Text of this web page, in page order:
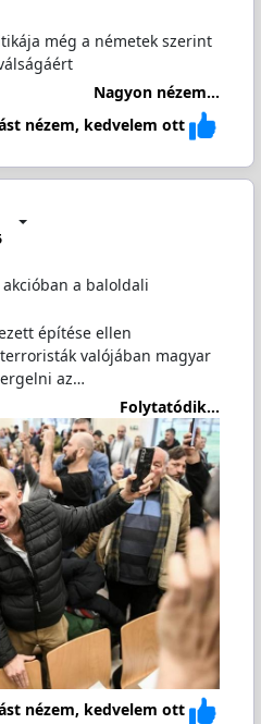
még a németek szerint
Nagyon nézem...
nézem, kedvelem ott
a baloldali
építése ellen
valójában magyar
az…
Folytatódik...
nézem, kedvelem ott